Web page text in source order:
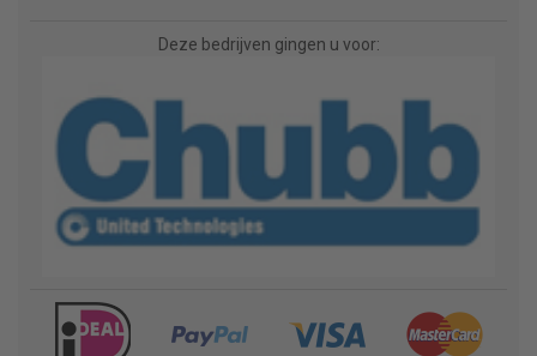
Deze bedrijven gingen u voor: